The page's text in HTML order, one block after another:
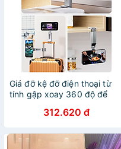
Giá đỡ kệ đỡ điện thoại từ
tính gập xoay 360 độ để
máy bay livestream, selfile
tự sướng - Hàng chính hãng
312.620 đ